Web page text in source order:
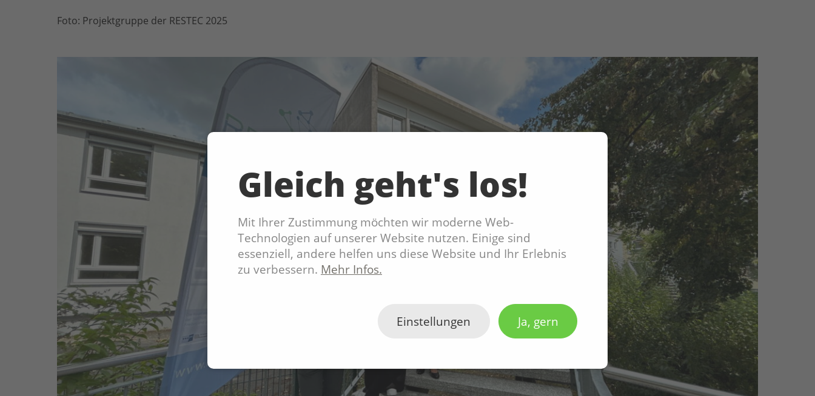
Foto: Projektgruppe der RESTEC 2025
Gleich geht's los!
Mit Ihrer Zustimmung möchten wir moderne Web-
Technologien auf unserer Website nutzen. Einige sind
essenziell, andere helfen uns diese Website und Ihr Erlebnis
zu verbessern. Mehr Infos.
Einstellungen Ja, gern